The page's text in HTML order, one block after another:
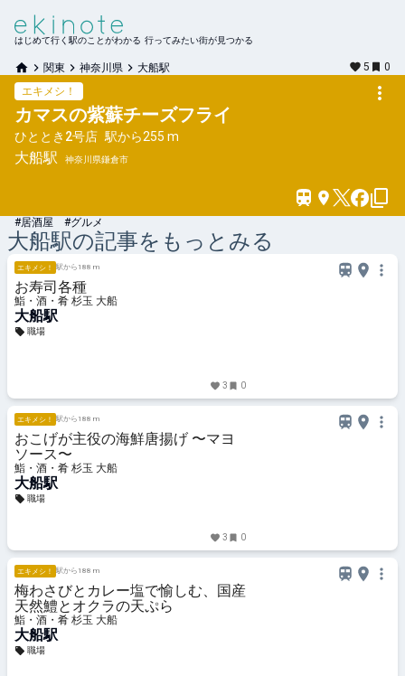
はじめて行く駅のことがわかる 行ってみたい街が見つかる
関東 神奈川県 大船駅 5
0
エキメシ！
カマスの紫蘇チーズフライ
ひととき2号店 駅から255 m
大船駅 神奈川県鎌倉市
#居酒屋 #グルメ
大船駅の記事をもっとみる
エキメシ！ 駅から188 m
お寿司各種
鮨・酒・肴 杉玉 大船
大船駅
職場
3 0
エキメシ！ 駅から188 m
おこげが主役の海鮮唐揚げ 〜マヨ
ソース〜
鮨・酒・肴 杉玉 大船
大船駅
職場
3 0
エキメシ！ 駅から188 m
梅わさびとカレー塩で愉しむ、国産
天然鱧とオクラの天ぷら
鮨・酒・肴 杉玉 大船
大船駅
職場